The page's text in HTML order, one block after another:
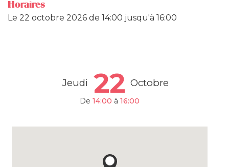
Horaires
Le 22 octobre 2026 de 14:00 jusqu'à 16:00
Jeudi 22 Octobre
De 14:00 à 16:00